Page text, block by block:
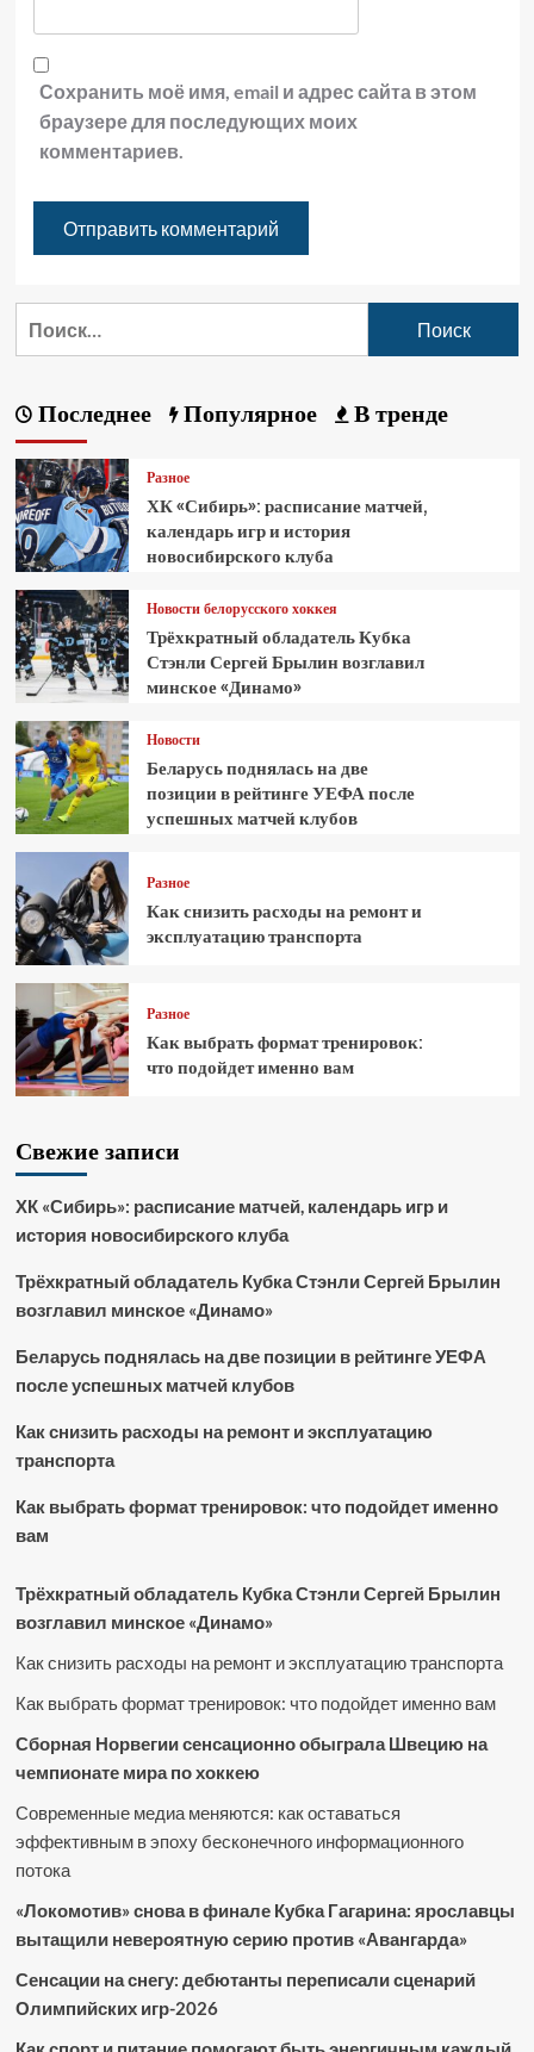
Сохранить моё имя, email и адрес сайта в этом
браузере для последующих моих
комментариев.
Последнее Популярное В тренде
Разное
ХК «Сибирь»: расписание матчей,
календарь игр и история
новосибирского клуба
Новости белорусского хоккея
Трёхкратный обладатель Кубка
Стэнли Сергей Брылин возглавил
минское «Динамо»
Новости
Беларусь поднялась на две
позиции в рейтинге УЕФА после
успешных матчей клубов
Разное
Как снизить расходы на ремонт и
эксплуатацию транспорта
Разное
Как выбрать формат тренировок:
что подойдет именно вам
Свежие записи
ХК «Сибирь»: расписание матчей, календарь игр и
история новосибирского клуба
Трёхкратный обладатель Кубка Стэнли Сергей Брылин
возглавил минское «Динамо»
Беларусь поднялась на две позиции в рейтинге УЕФА
после успешных матчей клубов
Как снизить расходы на ремонт и эксплуатацию
транспорта
Как выбрать формат тренировок: что подойдет именно
вам
Трёхкратный обладатель Кубка Стэнли Сергей Брылин
возглавил минское «Динамо»
Как снизить расходы на ремонт и эксплуатацию транспорта
Как выбрать формат тренировок: что подойдет именно вам
Сборная Норвегии сенсационно обыграла Швецию на
чемпионате мира по хоккею
Современные медиа меняются: как оставаться
эффективным в эпоху бесконечного информационного
потока
«Локомотив» снова в финале Кубка Гагарина: ярославцы
вытащили невероятную серию против «Авангарда»
Сенсации на снегу: дебютанты переписали сценарий
Олимпийских игр-2026